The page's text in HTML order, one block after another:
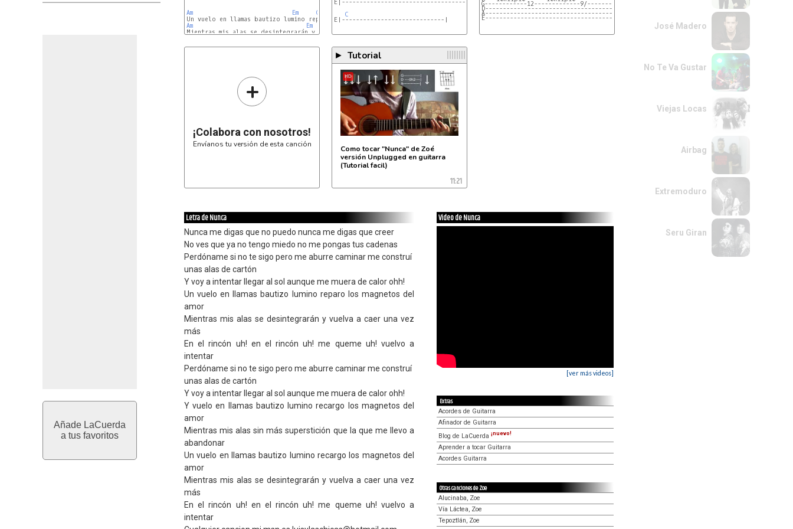
Añade LaCuerda
a tus favoritos
Am Em
G
Am
Em
Mientras mis alas se desintegrarán y vuelva a caer una vez más
E|-----------------------------------------------------|
C
E|-----------------------------|
G------------12-------------9/-------------------------------|
D------------------------------------------------------------|
A------------------------------------------------------------|
E------------------------------------------------------------| x3
+
¡Colabora con nosotros!
Envíanos tu versión de esta canción
► Tutorial
HD
Como tocar "Nunca" de Zoé
versión Unplugged en guitarra
(Tutorial facil)
11:21
Letra de Nunca
Nunca me digas que no puedo nunca me digas que creer
No ves que ya no tengo miedo no me pongas tus cadenas
Perdóname si no te sigo pero me aburre caminar me construí
unas alas de cartón
Y voy a intentar llegar al sol aunque me muera de calor ohh!
Un vuelo en llamas bautizo lumino reparo los magnetos del
amor
Mientras mis alas se desintegrarán y vuelva a caer una vez
más
En el rincón uh! en el rincón uh! me queme uh! vuelvo a
intentar
Perdóname si no te sigo pero me aburre caminar me construí
unas alas de cartón
Y voy a intentar llegar al sol aunque me muera de calor ohh!
Y vuelo en llamas bautizo lumino recargo los magnetos del
amor
Mientras mis alas sin más superstición que la que me llevo a
abandonar
Un vuelo en llamas bautizo lumino recargo los magnetos del
amor
Mientras mis alas se desintegrarán y vuelva a caer una vez
más
En el rincón uh! en el rincón uh! me queme uh! vuelvo a
intentar
Video de Nunca
[ver más videos]
Extras
Acordes de Guitarra
Afinador de Guitarra
Blog de LaCuerda ¡nuevo!
Aprender a tocar Guitarra
Acordes Guitarra
Otras canciones de Zoe
Alucinaba, Zoe
Vía Láctea, Zoe
Tepoztlán, Zoe
José Madero
No Te Va Gustar
Viejas Locas
Airbag
Extremoduro
Seru Giran